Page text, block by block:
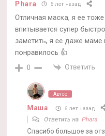
Phara 6 лет назад
Отличная маска, я ее
впитывается супер
заметить, я ее даже маме
понравилось 👍
0 Ответить
Автор
Маша 6 лет назад
Ответить на Phara
Спасибо большое за